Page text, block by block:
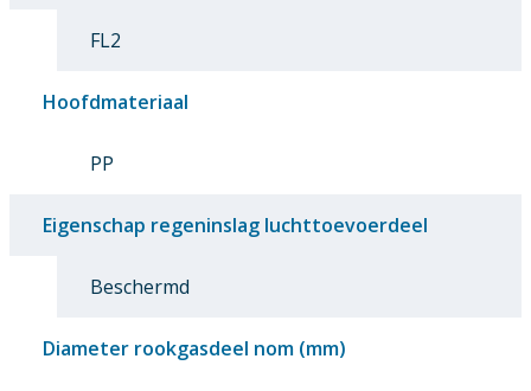
FL2
Hoofdmateriaal
PP
Eigenschap regeninslag luchttoevoerdeel
Beschermd
Diameter rookgasdeel nom (mm)